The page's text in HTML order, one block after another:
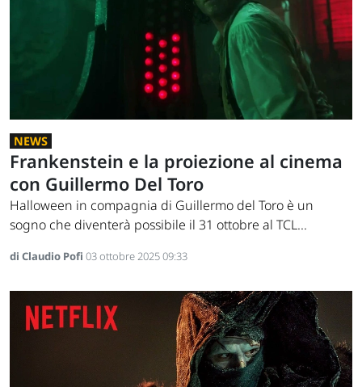
NEWS
Frankenstein e la proiezione al cinema
con Guillermo Del Toro
Halloween in compagnia di Guillermo del Toro è un
sogno che diventerà possibile il 31 ottobre al TCL...
di Claudio Pofi 03 ottobre 2025 09:33